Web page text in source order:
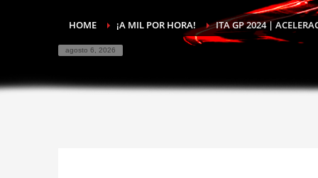
HOME ¡A MIL POR HORA! ITA GP 2024 |
agosto 6, 2026